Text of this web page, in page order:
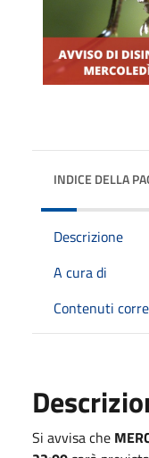
INDICE DELLA
Descrizione
A cura di
Contenuti
Si avvisa che